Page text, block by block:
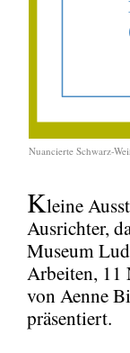
Nuancierte Schwarz-
Kleine
Ausrichter,
Museum
Arbeiten, 11
von Aenne
präsentiert.